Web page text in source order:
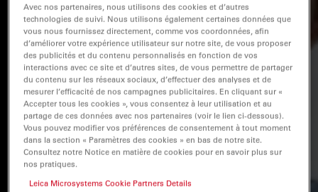
Avec nos partenaires, nous utilisons des cookies et d’autres
technologies de suivi. Nous utilisons également certaines données que
vous nous fournissez directement, comme vos coordonnées, afin
d’améliorer votre expérience utilisateur sur notre site, de vous proposer
des publicités et du contenu personnalisés en fonction de vos
interactions avec ce site et d’autres sites, de vous permettre de partager
du contenu sur les réseaux sociaux, d’effectuer des analyses et de
mesurer l’efficacité de nos campagnes publicitaires. En cliquant sur «
Accepter tous les cookies », vous consentez à leur utilisation et au
partage de ces données avec nos partenaires (voir le lien ci-dessous).
Vous pouvez modifier vos préférences de consentement à tout moment
dans la section « Paramètres des cookies » en bas de notre site.
Consultez notre Notice en matière de cookies pour en savoir plus sur
nos pratiques.
Leica Microsystems Cookie Partners Details